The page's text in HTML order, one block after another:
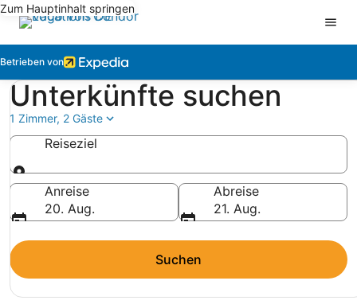
Zum Hauptinhalt springen
Betrieben von
Unterkünfte suchen
1 Zimmer, 2 Gäste
Reiseziel
Reiseziel
Anreise
20. Aug.
Abreise
21. Aug.
Suchen